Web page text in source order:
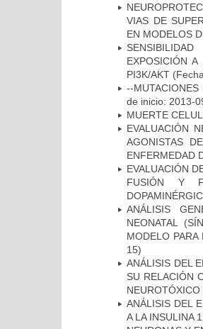
VIAS DE
EN MODELOS
EXPOSICIÓN
PI3K/AKT
--
de inicio: 2013-
MUERTE
EVALUACIÓN
AGONISTAS
ENFERMEDAD
EVALUACIÓN
FUSIÓN Y
ANÁLISIS
NEONATAL
MODELO
15)
ANÁLISIS DEL
SU RELACIÓN
NEUROTÓXICO
ANÁLISIS DEL
A LA INSULINA